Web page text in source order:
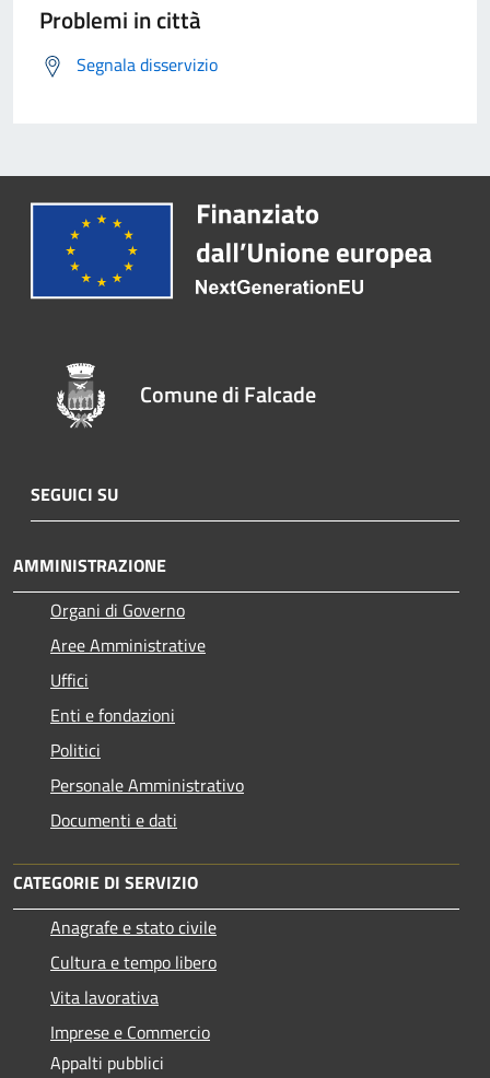
Problemi in città
Segnala disservizio
Comune di Falcade
SEGUICI SU
AMMINISTRAZIONE
Organi di Governo
Aree Amministrative
Uffici
Enti e fondazioni
Politici
Personale Amministrativo
Documenti e dati
CATEGORIE DI SERVIZIO
Anagrafe e stato civile
Cultura e tempo libero
Vita lavorativa
Imprese e Commercio
Appalti pubblici